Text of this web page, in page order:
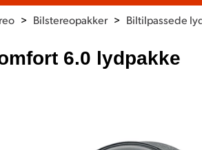
> Bilstereopakker > Biltilpassede
6.0 lydpakke